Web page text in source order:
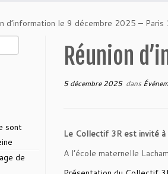
d’information le 9 décembre 2025 – Paris
sont
de
Réunion
5 décembre 2025dans
Le Collectif 3R est invité
A l’école maternelle